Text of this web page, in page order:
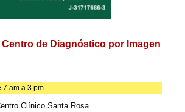
Centro de Diagnóstico por Imagen
7 am a 3 pm
Clínico Santa Rosa